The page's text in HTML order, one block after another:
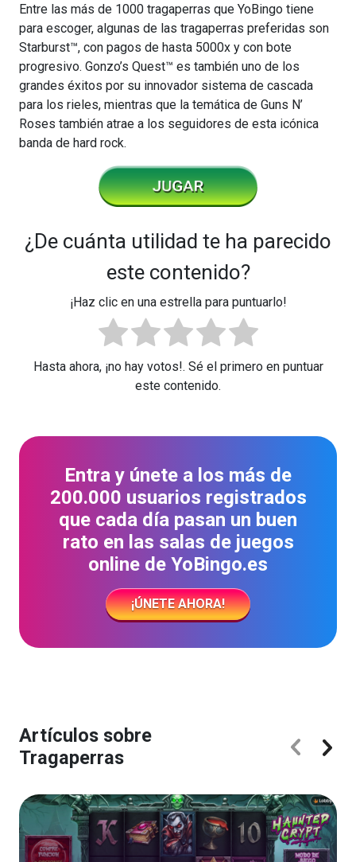
Entre las más de 1000 tragaperras que YoBingo tiene
para escoger, algunas de las tragaperras preferidas son
Starburst™, con pagos de hasta 5000x y con bote
progresivo. Gonzo’s Quest™ es también uno de los
grandes éxitos por su innovador sistema de cascada
para los rieles, mientras que la temática de Guns N’
Roses también atrae a los seguidores de esta icónica
banda de hard rock.
¿De cuánta utilidad te ha parecido
este contenido?
¡Haz clic en una estrella para puntuarlo!
Hasta ahora, ¡no hay votos!. Sé el primero en puntuar
este contenido.
Entra y únete a los más de
200.000 usuarios registrados
que cada día pasan un buen
rato en las salas de juegos
online de YoBingo.es
¡ÚNETE AHORA!
Artículos sobre
Tragaperras